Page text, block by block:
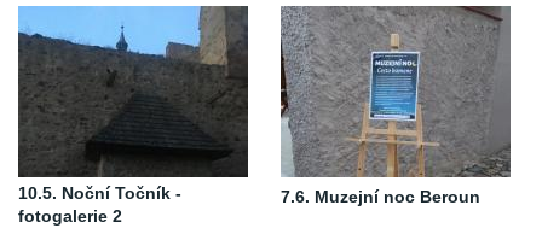
10.5. Noční Točník -
fotogalerie 2
7.6. Muzejní noc Beroun